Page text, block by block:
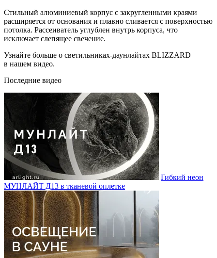
Стильный алюминиевый корпус с закругленными краями
расширяется от основания и плавно сливается с поверхностью
потолка. Рассеиватель углублен внутрь корпуса, что
исключает слепящее свечение.
Узнайте больше о светильниках-даунлайтах BLIZZARD
в нашем видео.
Последние видео
Гибкий неон
МУНЛАЙТ Д13 в тканевой оплетке